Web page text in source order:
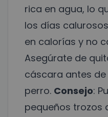
rica en agua, lo
los días
en calorías y no
Asegúrate de
cáscara antes
perro. Consejo:
pequeños trozos